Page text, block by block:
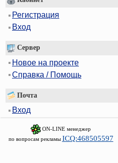
Регистрация
Вход
Сервер
Новое на проекте
Справка / Помощь
Почта
Вход
ON-LINE менеджер
по вопросам рекламы ICQ:468505597